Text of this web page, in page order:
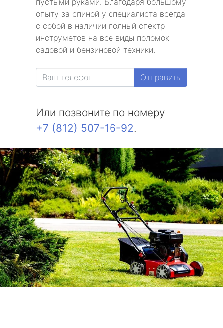
пустыми руками. Благодаря большому
опыту за спиной у специалиста всегда
с собой в наличии полный спектр
инструметов на все виды поломок
садовой и бензиновой техники.
Отправить
Или позвоните по номеру
+7 (812) 507-16-92.